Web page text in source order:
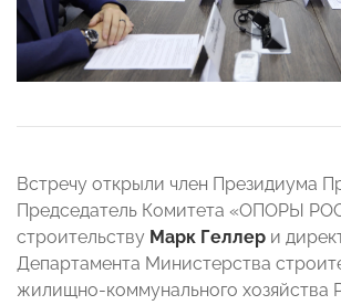
Встречу открыли член Президиума
Председатель Комитета «ОПОРЫ
строительству Марк Геллер и
Департамента Министерства
жилищно-коммунального хозяйства